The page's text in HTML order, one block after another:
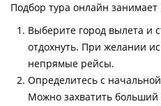
Подбор тура онлайн
Выберите город вылета и
отдохнуть. При желании
непрямые рейсы.
Определитесь с
Можно захватить